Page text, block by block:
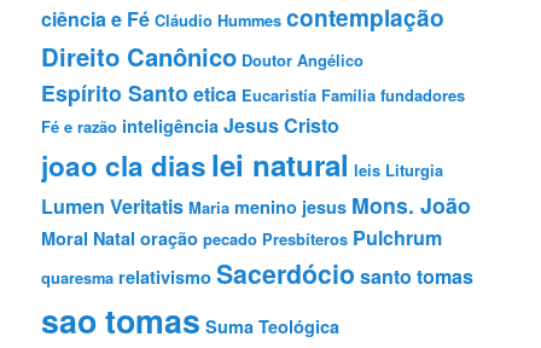
ciência e Fé Cláudio Hummes contemplação
Direito Canônico Doutor Angélico
Espírito Santo etica Eucaristía Família fundadores
Fé e razão inteligência Jesus Cristo
joao cla diaslei natural leis Liturgia
Lumen Veritatis Maria menino jesus Mons. João
Moral Natal oração pecado Presbíteros Pulchrum
quaresma relativismo Sacerdócio santo tomas
sao tomas Suma Teológica